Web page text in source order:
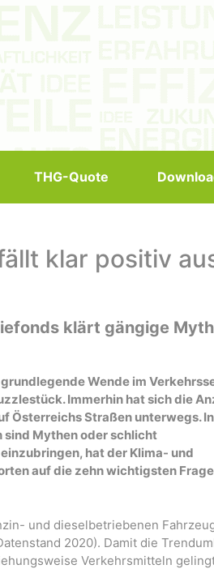
THG-Quote
klar positiv
klärt gängige
Wende im
Immerhin hat sich die
Österreichs Straßen unterwegs.
Mythen oder schlicht
hat der Klima- und
auf die zehn wichtigsten
und dieselbetriebenen
2020). Damit die
Verkehrsmitteln